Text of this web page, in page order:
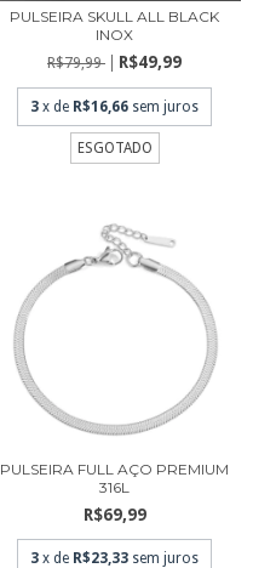
PULSEIRA SKULL ALL BLACK
INOX
R$79,99 R$49,99
3 x de R$16,66 sem juros
ESGOTADO
PULSEIRA FULL AÇO PREMIUM
316L
R$69,99
3 x de R$23,33 sem juros